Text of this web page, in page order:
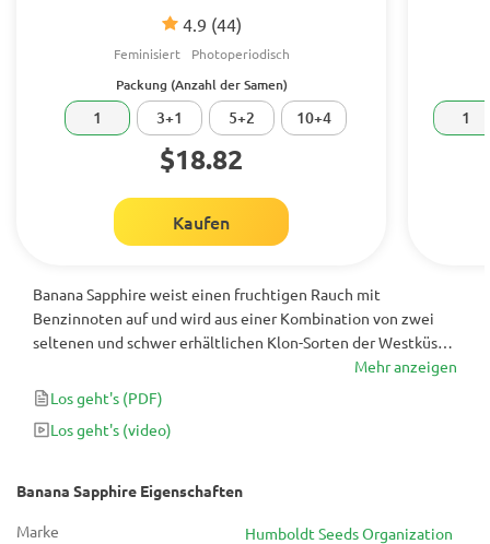
4.9 (44)
Feminisiert Photoperiodisch
Packung (Anzahl der Samen)
1 3+1 5+2 10+4
$18.82
Kaufen
1
Banana Sapphire weist einen fruchtigen Rauch mit
Benzinnoten auf und wird aus einer Kombination von zwei
seltenen und schwer erhältlichen Klon-Sorten der Westküste
gezüchtet. Sie ist nicht nur wegen ihres einzigartigen
Geschmacks sehr begehrt, sondern auch aufgrund ihrer
fantastischen Potenz von 23–26 % THC. Die Wirkung ist ideal,
um am Ende des Tages stoned zu werden und die letzten
Couch zu verbringen.
Mehr anzeigen
Los geht's (PDF)
Los geht's (video)
Banana Sapphire Eigenschaften
Marke
Humboldt Seeds Organization